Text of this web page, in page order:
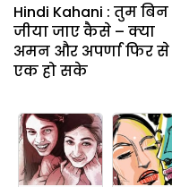
Hindi Kahani : तुम बिन
जीया जाए कैसे – क्या
अमन और अपर्णा फिर से
एक हो सके